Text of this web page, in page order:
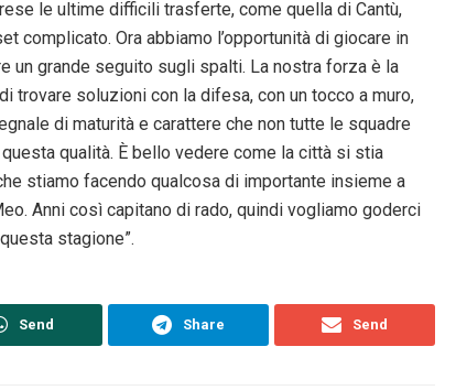
le ultime difficili trasferte, come quella di Cantù,
complicato. Ora abbiamo l’opportunità di giocare in
un grande seguito sugli spalti. La nostra forza è la
trovare soluzioni con la difesa, con un tocco a muro,
di maturità e carattere che non tutte le squadre
qualità. È bello vedere come la città si stia
stiamo facendo qualcosa di importante insieme a
Anni così capitano di rado, quindi vogliamo goderci
stagione”.
Send Share Send